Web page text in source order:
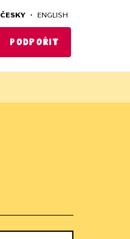
Podpořit
ČESKY • ENGLISH